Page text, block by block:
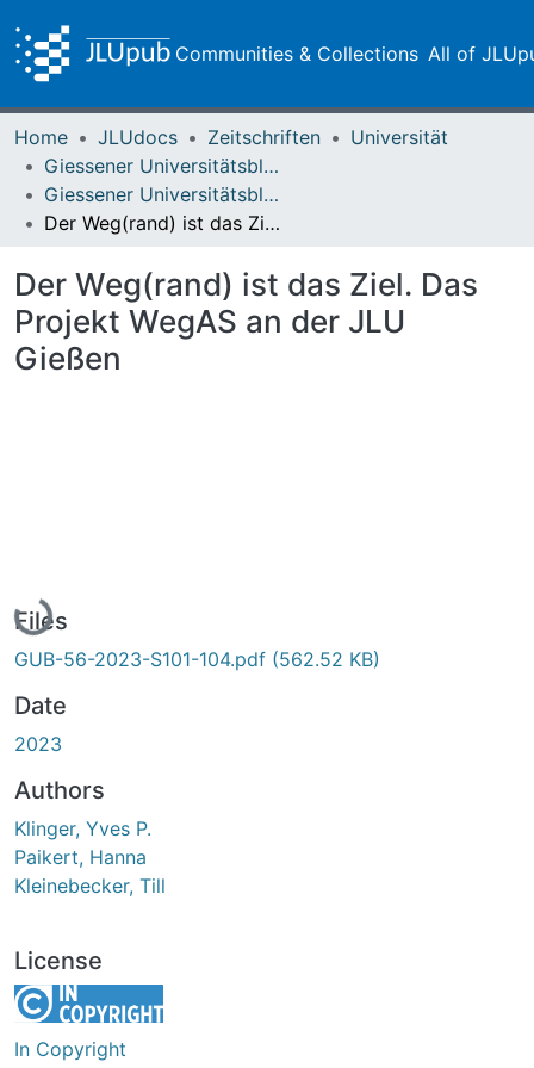
Communities & Collections All of
Home JLUdocs Zeitschriften
Universität
Giessener Universitätsblätter
Giessener Universitätsblätter 56 (2023)
Der Weg(rand) ist das Ziel. Das Projekt WegAS an der JLU Gießen
Der Weg(rand) ist das Ziel. Das
Projekt WegAS an der JLU
Gießen
Loading...
Files
GUB-56-2023-S101-104.pdf (562.52 KB)
Date
2023
Authors
Klinger, Yves P.
Paikert, Hanna
Kleinebecker, Till
License
In Copyright